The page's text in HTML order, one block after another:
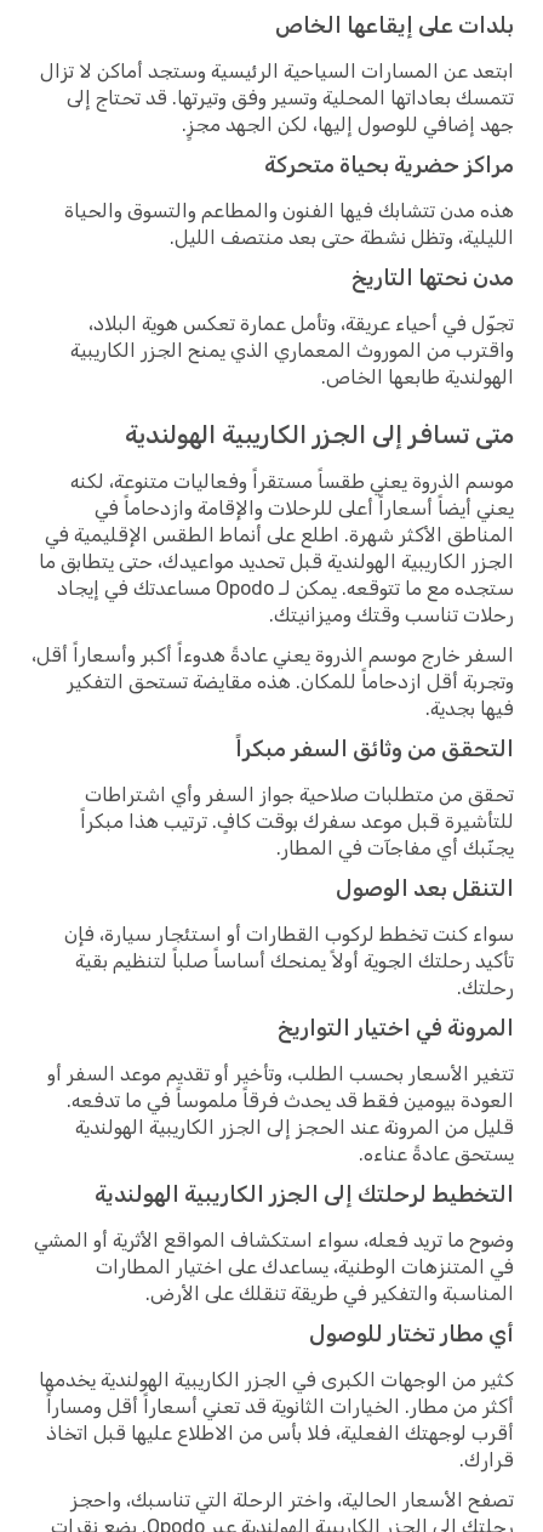
بلدات على إيقاعها الخاص
ابتعد عن المسارات السياحية الرئيسية وستجد أماكن لا تزال
تتمسك بعاداتها المحلية وتسير وفق وتيرتها. قد تحتاج إلى
جهد إضافي للوصول إليها، لكن الجهد مجزٍ.
مراكز حضرية بحياة متحركة
هذه مدن تتشابك فيها الفنون والمطاعم والتسوق والحياة
الليلية، وتظل نشطة حتى بعد منتصف الليل.
مدن نحتها التاريخ
تجوّل في أحياء عريقة، وتأمل عمارة تعكس هوية البلاد،
واقترب من الموروث المعماري الذي يمنح الجزر الكاريبية
الهولندية طابعها الخاص.
متى تسافر إلى الجزر الكاريبية الهولندية
موسم الذروة يعني طقساً مستقراً وفعاليات متنوعة، لكنه
يعني أيضاً أسعاراً أعلى للرحلات والإقامة وازدحاماً في
المناطق الأكثر شهرة. اطلع على أنماط الطقس الإقليمية في
الجزر الكاريبية الهولندية قبل تحديد مواعيدك، حتى يتطابق ما
ستجده مع ما تتوقعه. يمكن لـ Opodo مساعدتك في إيجاد
رحلات تناسب وقتك وميزانيتك.
السفر خارج موسم الذروة يعني عادةً هدوءاً أكبر وأسعاراً أقل،
وتجربة أقل ازدحاماً للمكان. هذه مقايضة تستحق التفكير
فيها بجدية.
التحقق من وثائق السفر مبكراً
تحقق من متطلبات صلاحية جواز السفر وأي اشتراطات
للتأشيرة قبل موعد سفرك بوقت كافٍ. ترتيب هذا مبكراً
يجنّبك أي مفاجآت في المطار.
التنقل بعد الوصول
سواء كنت تخطط لركوب القطارات أو استئجار سيارة، فإن
تأكيد رحلتك الجوية أولاً يمنحك أساساً صلباً لتنظيم بقية
رحلتك.
المرونة في اختيار التواريخ
تتغير الأسعار بحسب الطلب، وتأخير أو تقديم موعد السفر أو
العودة بيومين فقط قد يحدث فرقاً ملموساً في ما تدفعه.
قليل من المرونة عند الحجز إلى الجزر الكاريبية الهولندية
يستحق عادةً عناءه.
التخطيط لرحلتك إلى الجزر الكاريبية الهولندية
وضوح ما تريد فعله، سواء استكشاف المواقع الأثرية أو المشي
في المتنزهات الوطنية، يساعدك على اختيار المطارات
المناسبة والتفكير في طريقة تنقلك على الأرض.
أي مطار تختار للوصول
كثير من الوجهات الكبرى في الجزر الكاريبية الهولندية يخدمها
أكثر من مطار. الخيارات الثانوية قد تعني أسعاراً أقل ومساراً
أقرب لوجهتك الفعلية، فلا بأس من الاطلاع عليها قبل اتخاذ
قرارك.
تصفح الأسعار الحالية، واختر الرحلة التي تناسبك، واحجز
رحلتك إلى الجزر الكاريبية الهولندية عبر Opodo. بضع نقرات